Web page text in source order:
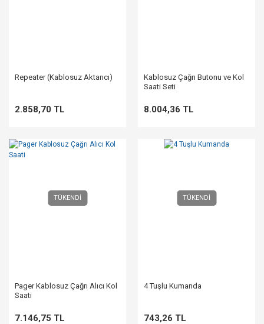
Repeater (Kablosuz Aktarıcı)
2.858,70 TL
Kablosuz Çağrı Butonu ve Kol
Saati Seti
8.004,36 TL
TÜKENDİ
Pager Kablosuz Çağrı Alıcı Kol
Saati
7.146,75 TL
TÜKENDİ
4 Tuşlu Kumanda
743,26 TL